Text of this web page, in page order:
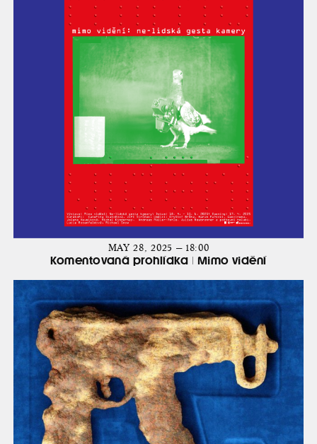
MAY 28, 2025 — 18:00
Komentovaná prohlídka | Mimo vidění